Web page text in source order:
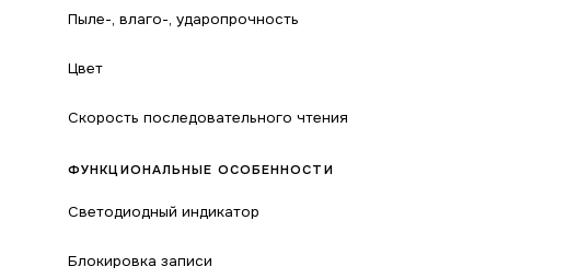
Пыле-, влаго-, ударопрочность
Цвет
Скорость последовательного чтения
ФУНКЦИОНАЛЬНЫЕ ОСОБЕННОСТИ
Светодиодный индикатор
Блокировка записи